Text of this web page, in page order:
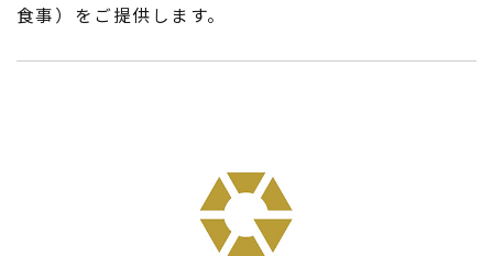
食事）をご提供します。